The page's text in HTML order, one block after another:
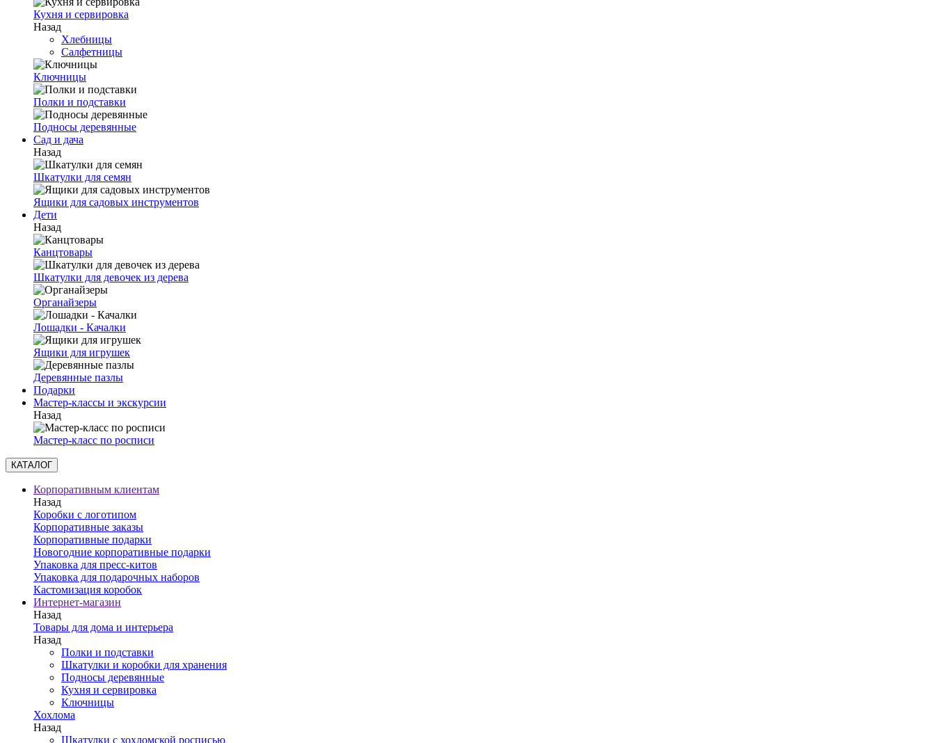
Кухня и сервировка
Назад
Хлебницы
Салфетницы
Ключницы
Полки и подставки
Подносы деревянные
Сад и дача
Назад
Шкатулки для семян
Ящики для садовых инструментов
Дети
Назад
Канцтовары
Шкатулки для девочек из дерева
Органайзеры
Лошадки - Качалки
Ящики для игрушек
Деревянные пазлы
Подарки
Мастер-классы и экскурсии
Назад
Мастер-класс по росписи
КАТАЛОГ
Корпоративным клиентам
Назад
Коробки с логотипом
Корпоративные заказы
Корпоративные подарки
Новогодние корпоративные подарки
Упаковка для пресс-китов
Упаковка для подарочных наборов
Кастомизация коробок
Интернет-магазин
Назад
Товары для дома и интерьера
Назад
Полки и подставки
Шкатулки и коробки для хранения
Подносы деревянные
Кухня и сервировка
Ключницы
Хохлома
Назад
Шкатулки с хохломской росписью